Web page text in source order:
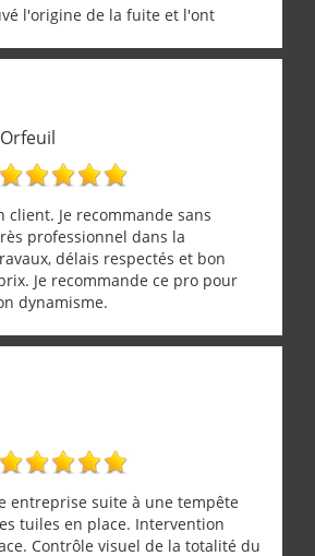
l'origine de la fuite et l'ont
réactive et compétente. C'est
de pouvoir compter sur des
Merci encore !
client. Je recommande sans
professionnel dans la
délais respectés et bon
Je recommande ce pro pour
dynamisme.
entreprise suite à une tempête
tuiles en place. Intervention
Contrôle visuel de la totalité du